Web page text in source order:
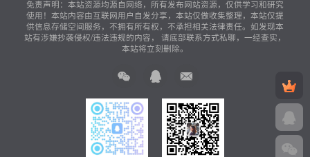
免责声明：本站资源均源自网络，所有发布网站资源，仅供学习和研究
使用！本站内容由互联网用户自发分享，本站仅做收集整理，本站仅提
供信息存储空间服务，不拥有所有权，不承担相关法律责任。如发现本
站有涉嫌抄袭侵权/违法违规的内容， 请底部联系方式私聊，一经查实，
本站将立刻删除。